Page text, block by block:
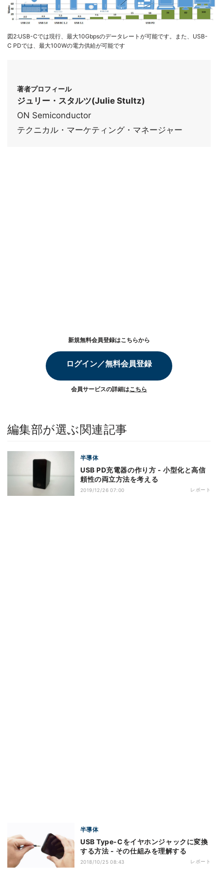
図2:USB-Cでは現行、最大10Gbpsのデータレートが可能です。また、USB-
C PDでは、最大100Wの電力供給が可能です
著者プロフィール
ジュリー・スタルツ(Julie Stultz)
ON Semiconductor
テクニカル・マーケティング・マネージャー
新規無料会員登録はこちらから
ログイン／無料会員登録
会員サービスの詳細はこちら
編集部が選ぶ関連記事
半導体
USB PD充電器の作り方 - 小型化と高信
頼性の両立方法を考える
2019/12/26 07:00 レポート
半導体
USB Type-Cをイヤホンジャックに変換
する方法 - その仕組みを理解する
2018/10/25 08:43 レポート